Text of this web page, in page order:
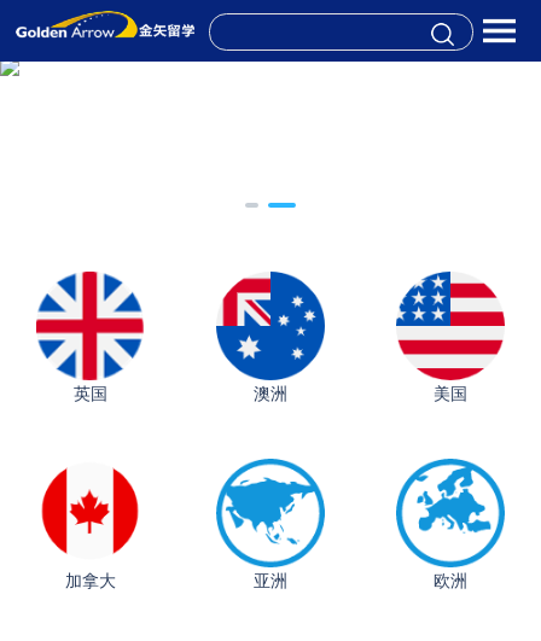
英国 澳洲 美国
加拿大 亚洲 欧洲